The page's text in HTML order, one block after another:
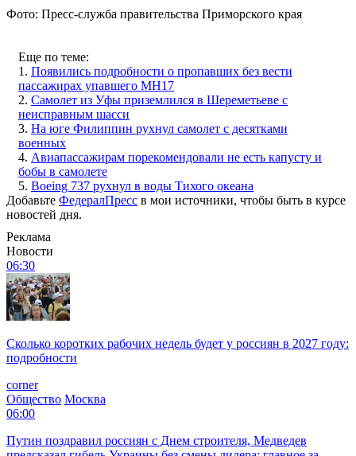
Фото: Пресс-служба правительства Приморского края
Еще по теме:
1. Появились подробности о пропавших без вести
пассажирах упавшего MH17
2. Самолет из Уфы приземлился в Шереметьеве с
неисправным шасси
3. На юге Филиппин рухнул самолет с десятками
военных
4. Авиапассажирам порекомендовали не есть капусту и
бобы в самолете
5. Boeing 737 рухнул в воды Тихого океана
Добавьте ФедералПресс в мои источники, чтобы быть в курсе
новостей дня.
Реклама
Новости
06:30
Сколько коротких рабочих недель будет у россиян в 2027 году:
подробности
corner
Общество Москва
06:00
Путин поздравил россиян с Днем строителя, Медведев